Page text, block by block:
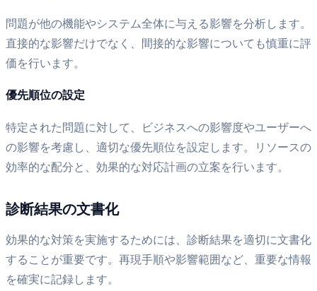
問題が他の機能やシステム全体に与える影響を分析します。
直接的な影響だけでなく、間接的な影響についても慎重に評
価を行います。
優先順位の設定
特定された問題に対して、ビジネスへの影響度やユーザーへ
の影響を考慮し、適切な優先順位を設定します。リソースの
効率的な配分と、効果的な対応計画の立案を行います。
診断結果の文書化
効果的な対策を実施するためには、診断結果を適切に文書化
することが重要です。再現手順や影響範囲など、重要な情報
を確実に記録します。